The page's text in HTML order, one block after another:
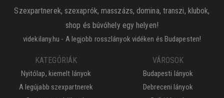
Szexpartnerek, szexaprók, masszázs, domina, transzi, klubok,
shop és búvóhely egy helyen!
videkilany.hu - A legjobb rosszlányok vidéken és Budapesten!
KATEGÓRIÁK
Nyitólap, kiemelt lányok
A legújabb szexpartnerek
VÁROSOK
Budapesti lányok
Debreceni lányok